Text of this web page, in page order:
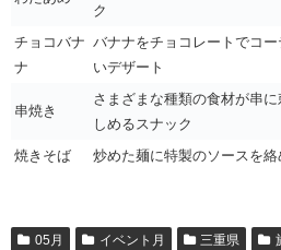
ク
チョコバナ
ナ
バナナをチョコレートでコ
いデザート
串焼き
さまざまな種類の食材が串
しめるスナック
焼きそば
炒めた麺に特製のソースを
05月 イベント月 三重県